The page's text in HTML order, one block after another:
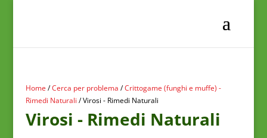
Home /Cerca per problema /Crittogame (funghi e muffe) -
Rimedi Naturali / Virosi - Rimedi Naturali
Virosi - Rimedi Naturali